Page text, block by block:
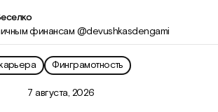
финансам @devushkasdengami
Финграмотность
7 августа, 2026